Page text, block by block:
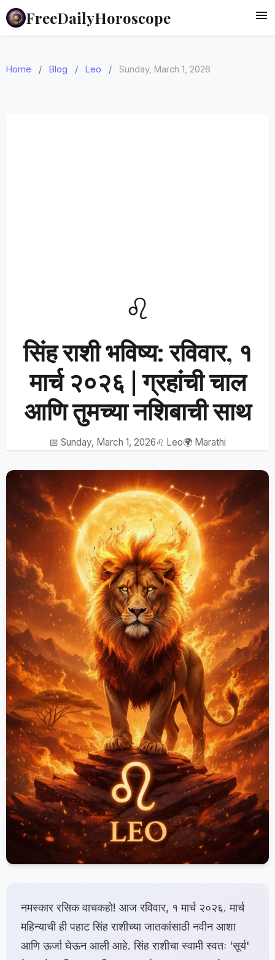
FreeDailyHoroscope
Home / Blog / Leo / Sunday, March 1, 2026
♌
सिंह राशी भविष्य: रविवार, १
मार्च २०२६ | ग्रहांची चाल
आणि तुमच्या नशिबाची साथ
📅 Sunday, March 1, 2026♌ Leo🌍 Marathi
नमस्कार रसिक वाचकहो! आज रविवार, १ मार्च २०२६. मार्च
महिन्याची ही पहाट सिंह राशीच्या जातकांसाठी नवीन आशा
आणि ऊर्जा घेऊन आली आहे. सिंह राशीचा स्वामी स्वतः 'सूर्य'